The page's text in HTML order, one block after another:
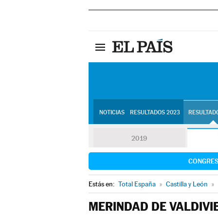
NOTICIAS RESULTADOS 2023
2019
Estás en: Total España » Castilla y León »
MERINDAD DE